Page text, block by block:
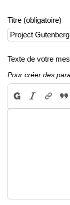
Titre (obligatoire)
Texte de votre
Pour créer des